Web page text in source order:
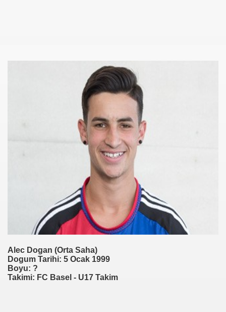
Alec Dogan (Orta Saha)
Dogum Tarihi: 5 Ocak 1999
Boyu: ?
Takimi: FC Basel - U17 Takim